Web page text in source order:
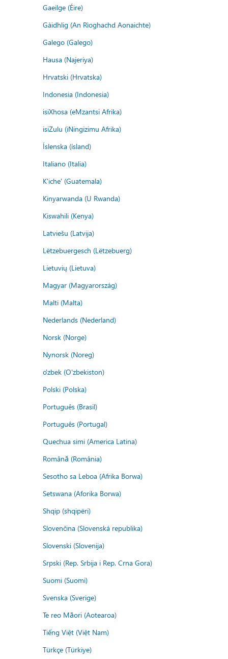
Gaeilge (Éire)
Gàidhlig (An Rìoghachd Aonaichte)
Galego (Galego)
Hausa (Najeriya)
Hrvatski (Hrvatska)
Indonesia (Indonesia)
isiXhosa (eMzantsi Afrika)
isiZulu (iNingizimu Afrika)
Íslenska (ísland)
Italiano (Italia)
K'iche' (Guatemala)
Kinyarwanda (U Rwanda)
Kiswahili (Kenya)
Latviešu (Latvija)
Lëtzebuergesch (Lëtzebuerg)
Lietuvių (Lietuva)
Magyar (Magyarország)
Malti (Malta)
Nederlands (Nederland)
Norsk (Norge)
Nynorsk (Noreg)
o'zbek (O'zbekiston)
Polski (Polska)
Português (Brasil)
Português (Portugal)
Quechua simi (America Latina)
Română (România)
Sesotho sa Leboa (Afrika Borwa)
Setswana (Aforika Borwa)
Shqip (shqipëri)
Slovenčina (Slovenská republika)
Slovenski (Slovenija)
Srpski (Rep. Srbija i Rep. Crna Gora)
Suomi (Suomi)
Svenska (Sverige)
Te reo Māori (Aotearoa)
Tiếng Việt (Việt Nam)
Türkçe (Türkiye)